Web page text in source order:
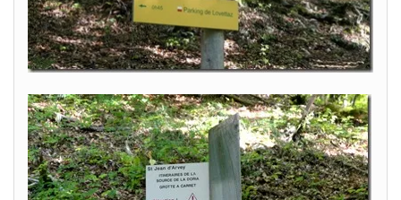
​Bienvenue sur mon blog ;)
Laissez-moi votre email pour recevoir gratuitement le livre
"Comment bien débuter l'alpinisme"​qui vous aidera à :
Découvrirla montagne
Pratiquerune activité enrichissante
Progresseren sécurité